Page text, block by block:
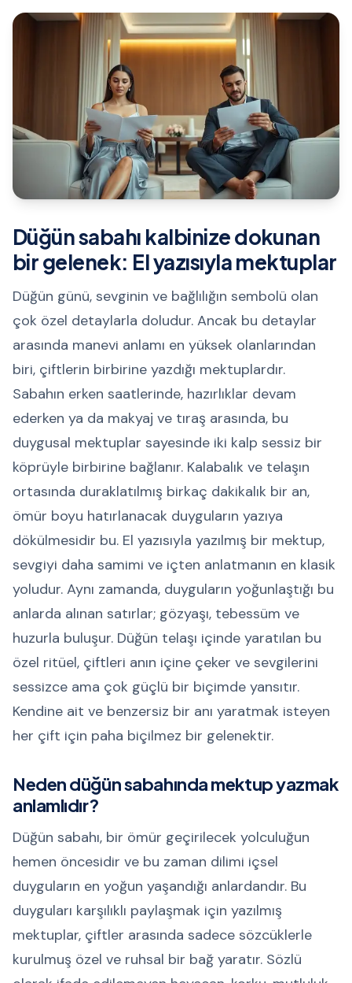
Düğün sabahı kalbinize dokunan
bir gelenek: El yazısıyla mektuplar
Düğün günü, sevginin ve bağlılığın sembolü olan
çok özel detaylarla doludur. Ancak bu detaylar
arasında manevi anlamı en yüksek olanlarından
biri, çiftlerin birbirine yazdığı mektuplardır.
Sabahın erken saatlerinde, hazırlıklar devam
ederken ya da makyaj ve tıraş arasında, bu
duygusal mektuplar sayesinde iki kalp sessiz bir
köprüyle birbirine bağlanır. Kalabalık ve telaşın
ortasında duraklatılmış birkaç dakikalık bir an,
ömür boyu hatırlanacak duyguların yazıya
dökülmesidir bu. El yazısıyla yazılmış bir mektup,
sevgiyi daha samimi ve içten anlatmanın en klasik
yoludur. Aynı zamanda, duyguların yoğunlaştığı bu
anlarda alınan satırlar; gözyaşı, tebessüm ve
huzurla buluşur. Düğün telaşı içinde yaratılan bu
özel ritüel, çiftleri anın içine çeker ve sevgilerini
sessizce ama çok güçlü bir biçimde yansıtır.
Kendine ait ve benzersiz bir anı yaratmak isteyen
her çift için paha biçilmez bir gelenektir.
Neden düğün sabahında mektup yazmak
anlamlıdır?
Düğün sabahı, bir ömür geçirilecek yolculuğun
hemen öncesidir ve bu zaman dilimi içsel
duyguların en yoğun yaşandığı anlardandır. Bu
duyguları karşılıklı paylaşmak için yazılmış
mektuplar, çiftler arasında sadece sözcüklerle
kurulmuş özel ve ruhsal bir bağ yaratır. Sözlü